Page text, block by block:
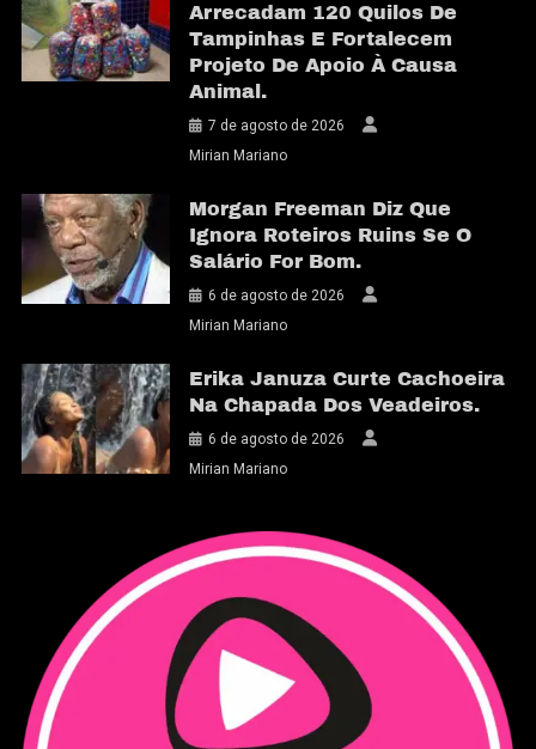
Arrecadam 120 Quilos De
Tampinhas E Fortalecem
Projeto De Apoio À Causa
Animal.
7 de agosto de 2026
Mirian Mariano
Morgan Freeman Diz Que
Ignora Roteiros Ruins Se O
Salário For Bom.
6 de agosto de 2026
Mirian Mariano
Erika Januza Curte Cachoeira
Na Chapada Dos Veadeiros.
6 de agosto de 2026
Mirian Mariano